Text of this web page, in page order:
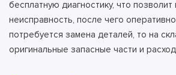
бесплатную диагностику, что позволит
неисправность, после чего
потребуется замена деталей, то на
оригинальные запасные части и